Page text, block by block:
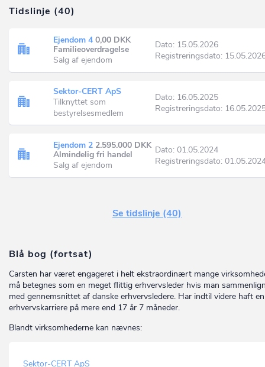
Tidslinje (40)
Ejendom 4 0,00 DKK
Familieoverdragelse
Salg af ejendom
Dato: 15.05.2026
Registreringsdato:
Sektor-CERT ApS
Tilknyttet som
bestyrelsesmedlem
Dato: 16.05.2025
Registreringsdato:
Ejendom 2 2.595.000 DKK
Almindelig fri handel
Salg af ejendom
Dato: 01.05.2024
Registreringsdato:
Se tidslinje (40)
Blå bog (fortsat)
Carsten har været engageret i helt ekstraordinært mange
må betegnes som en meget flittig erhvervsleder hvis man
med gennemsnittet af danske erhvervsledere. Har indtil videre haft en
erhvervskarriere på mere end 17 år 7 måneder.
Blandt virksomhederne kan nævnes:
Sektor-CERT ApS